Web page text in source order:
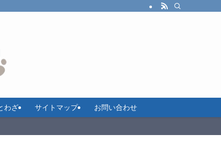
わざ サイトマップ お問い合わせ